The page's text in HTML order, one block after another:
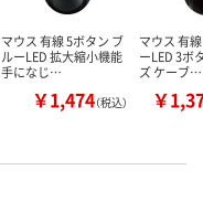
マウス 有線 5ボタン ブ
ルーLED 拡大縮小機能
手になじ…
￥1,474（税込）
マウス 有
ーLED 3ボ
ズ ケーブ…
￥